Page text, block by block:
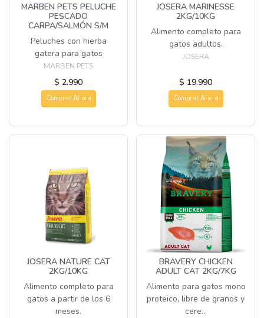
MARBEN PETS PELUCHE
PESCADO
CARPA/SALMÓN S/M
Peluches con hierba
gatera para gatos
MARBEN PETS
$ 2.990
Comprar Ahora
JOSERA MARINESSE
2KG/10KG
Alimento completo para
gatos adultos.
JOSERA
$ 19.990
Comprar Ahora
JOSERA NATURE CAT
2KG/10KG
Alimento completo para
gatos a partir de los 6
meses.
BRAVERY CHICKEN
ADULT CAT 2KG/7KG
Alimento para gatos mono
proteico, libre de granos y
cere...